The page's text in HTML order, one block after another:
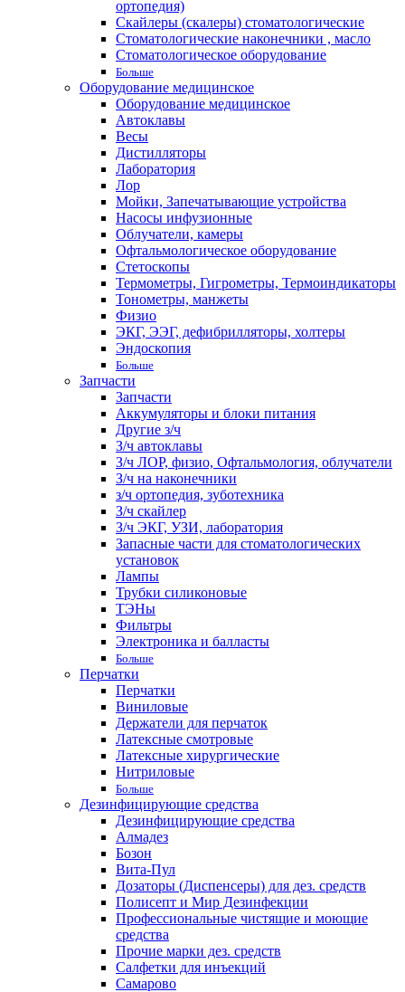
ортопедия)
Скайлеры (скалеры) стоматологические
Стоматологические наконечники , масло
Стоматологическое оборудование
Больше
Оборудование медицинское
Оборудование медицинское
Автоклавы
Весы
Дистилляторы
Лаборатория
Лор
Мойки, Запечатывающие устройства
Насосы инфузионные
Облучатели, камеры
Офтальмологическое оборудование
Стетоскопы
Термометры, Гигрометры, Термоиндикаторы
Тонометры, манжеты
Физио
ЭКГ, ЭЭГ, дефибрилляторы, холтеры
Эндоскопия
Больше
Запчасти
Запчасти
Аккумуляторы и блоки питания
Другие з/ч
З/ч автоклавы
З/ч ЛОР, физио, Офтальмология, облучатели
З/ч на наконечники
з/ч ортопедия, зуботехника
З/ч скайлер
З/ч ЭКГ, УЗИ, лаборатория
Запасные части для стоматологических
установок
Лампы
Трубки силиконовые
ТЭНы
Фильтры
Электроника и балласты
Больше
Перчатки
Перчатки
Виниловые
Держатели для перчаток
Латексные смотровые
Латексные хирургические
Нитриловые
Больше
Дезинфицирующие средства
Дезинфицирующие средства
Алмадез
Бозон
Вита-Пул
Дозаторы (Диспенсеры) для дез. средств
Полисепт и Мир Дезинфекции
Профессиональные чистящие и моющие
средства
Прочие марки дез. средств
Салфетки для инъекций
Самарово